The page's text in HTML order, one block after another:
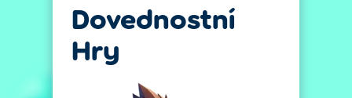
Dovednostní
Hry